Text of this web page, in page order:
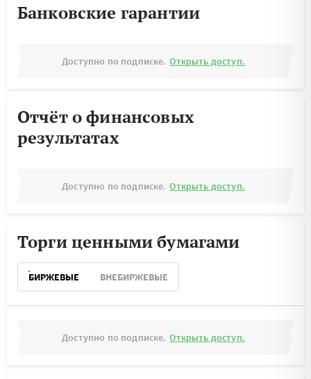
Банковские гарантии
Доступно по подписке. Открыть доступ.
Отчёт о финансовых
результатах
Доступно по подписке. Открыть доступ.
Торги ценными бумагами
БИРЖЕВЫЕ ВНЕБИРЖЕВЫЕ
Доступно по подписке. Открыть доступ.